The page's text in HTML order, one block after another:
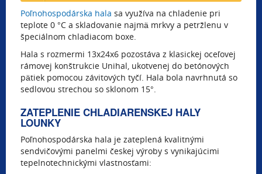
Poľnohospodárska hala sa využíva na chladenie pri
teplote 0 °C a skladovanie najmä mrkvy a petržlenu v
špeciálnom chladiacom boxe.
Hala s rozmermi 13x24x6 pozostáva z klasickej oceľovej
rámovej konštrukcie Unihal, ukotvenej do betónových
pätiek pomocou závitových tyčí. Hala bola navrhnutá so
sedlovou strechou so sklonom 15°.
ZATEPLENIE CHLADIARENSKEJ HALY
LOUNKY
Poľnohospodárska hala je zateplená kvalitnými
sendvičovými panelmi českej výroby s vynikajúcimi
tepelnotechnickými vlastnosťami: